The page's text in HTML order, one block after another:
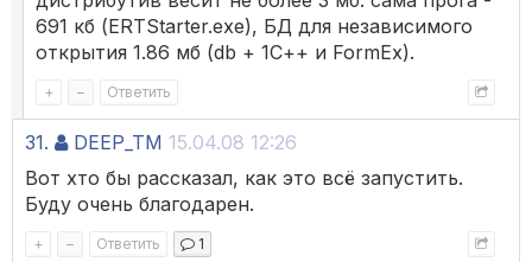
691 кб (ERTStarter.exe), БД для независимого
открытия 1.86 мб (db + 1С++ и FormEx).
+ – Ответить
31. DEEP_TM 15.04.08 12:26
Вот хто бы рассказал, как это всё запустить.
Буду очень благодарен.
+ – Ответить 1